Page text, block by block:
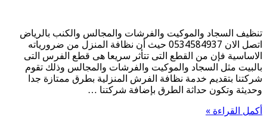
تنظيف السجاد والموكيت والفرشات والمجالس والكنب بالرياض
اتصل الان 0534584937 حيث أن نظافة المنزل من ضرورياته
الاساسية فإن من القطع التى تتأثر سريعا هى قطع الفرس التى
بالبيت مثل السجاد والموكيت والفرشات والمجالس وذلك تقوم
شركتنا بتقديم خدمة نظافة الفرش المنزلية بطرق ممتازة جدا
وحديثة وتكون حداثة الطرق بإضافة شركتنا …
أكمل القراءة »